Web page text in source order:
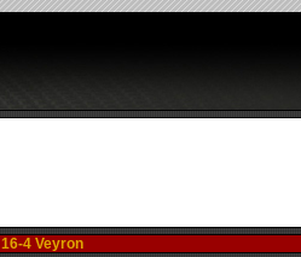
4 Veyron